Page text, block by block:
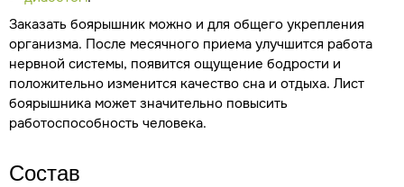
Заказать боярышник можно и для общего укрепления
организма. После месячного приема улучшится работа
нервной системы, появится ощущение бодрости и
положительно изменится качество сна и отдыха. Лист
боярышника может значительно повысить
работоспособность человека.
Состав